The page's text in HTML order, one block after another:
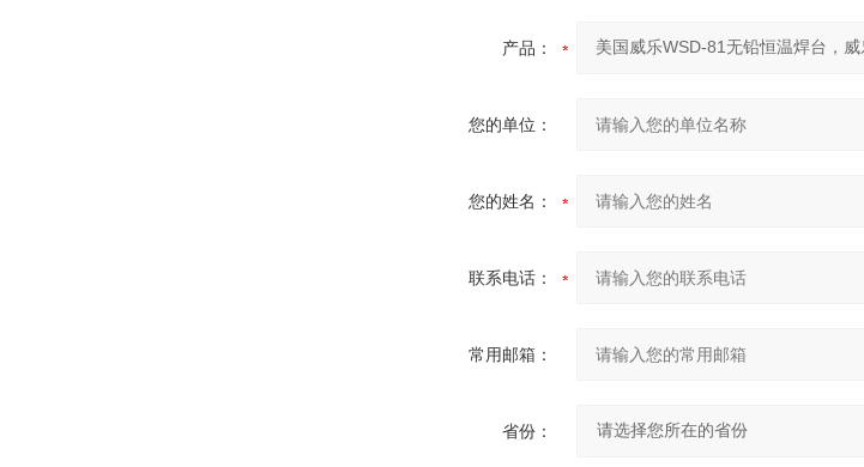
产品：
您的单位：
您的姓名：
联系电话：
常用邮箱：
省份：